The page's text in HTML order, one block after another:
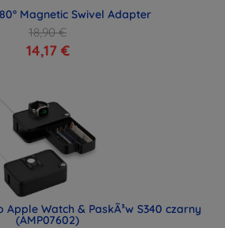
Magnetic Swivel Adapter
18,90 €
14,17 €
Watch & PaskÃ³w S340 czarny
(AMP07602)